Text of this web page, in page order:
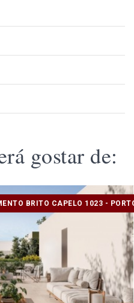
gostar de:
BRITO CAPELO 1023 -